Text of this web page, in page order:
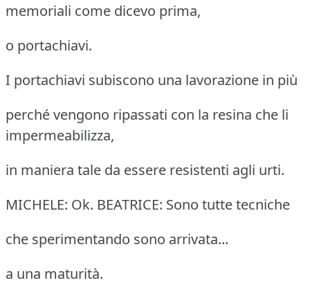
memoriali come dicevo prima,
o portachiavi.
I portachiavi subiscono una lavorazione in più
perché vengono ripassati con la resina che li
impermeabilizza,
in maniera tale da essere resistenti agli urti.
MICHELE: Ok. BEATRICE: Sono tutte tecniche
che sperimentando sono arrivata...
a una maturità.